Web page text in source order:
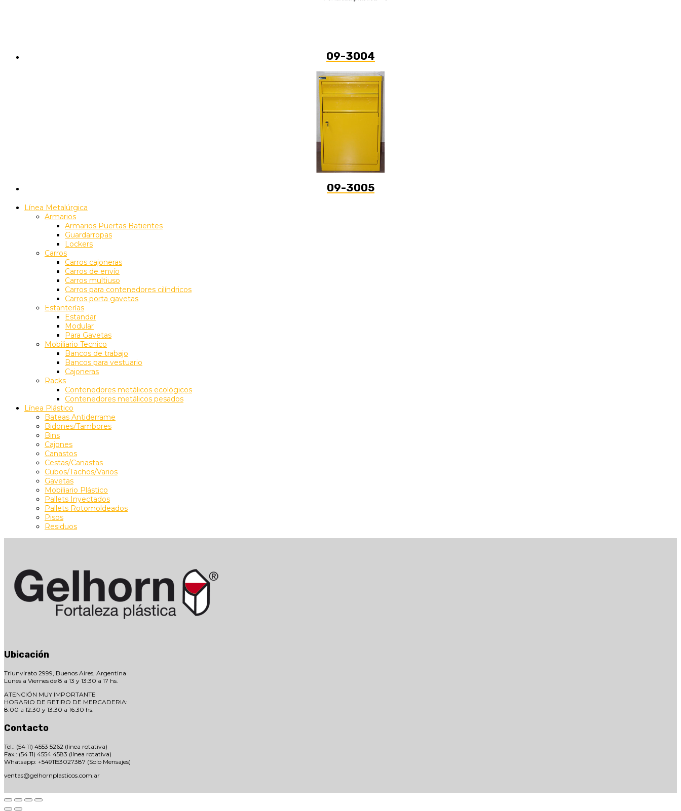
09-3004
09-3005
Línea Metalúrgica
Armarios
Armarios Puertas Batientes
Guardarropas
Lockers
Carros
Carros cajoneras
Carros de envío
Carros multiuso
Carros para contenedores cilíndricos
Carros porta gavetas
Estanterías
Estandar
Modular
Para Gavetas
Mobiliario Tecnico
Bancos de trabajo
Bancos para vestuario
Cajoneras
Racks
Contenedores metálicos ecológicos
Contenedores metálicos pesados
Línea Plástico
Bateas Antiderrame
Bidones/Tambores
Bins
Cajones
Canastos
Cestas/Canastas
Cubos/Tachos/Varios
Gavetas
Mobiliario Plástico
Pallets Inyectados
Pallets Rotomoldeados
Pisos
Residuos
Ubicación
Triunvirato 2999, Buenos Aires, Argentina
Lunes a Viernes de 8 a 13 y 13:30 a 17 hs.
ATENCIÓN MUY IMPORTANTE
HORARIO DE RETIRO DE MERCADERIA:
8:00 a 12:30 y 13:30 a 16:30 hs.
Contacto
Tel.: (54 11) 4553 5262 (línea rotativa)
Fax.: (54 11) 4554 4583 (línea rotativa)
Whatsapp: +5491153027387 (Solo Mensajes)
ventas@gelhornplasticos.com.ar